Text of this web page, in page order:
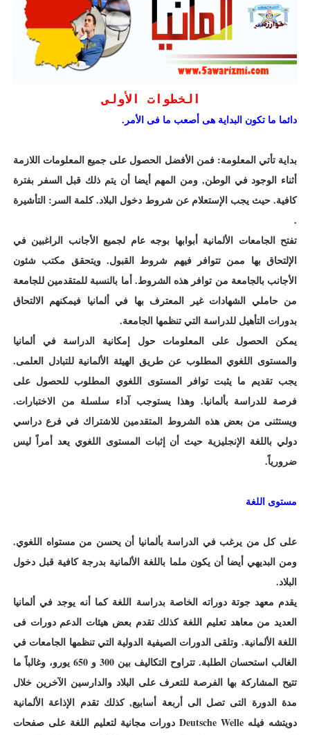
الخطوات الأولى
دائما ما تكون البداية هى أصعب ما فى الأمر.
بداية تأتي المعلومة: فمن الأفضل الحصول على جميع المعلومات اللازمة
أثناء الوجود في الوطن, ومن المهم أيضا أن يتم ذلك قبل السفر بفترة
كافية. حيث يجب الإستعلام عن شروط دخول البلاد. كلمة السر: التأشيرة
.
تفتح الجامعات الألمانية أبوابها بوجه عام لجميع الأجانب الراغبين في
الإلتحاق بها ممن تتوافر فيهم شروط القبول. ويتحقق مكتب شئون
الأجانب بالجامعة من توافر هذه الشروط. أما بالنسبة للمتقدمين للجامعة
من حاملي الشهادات غير المعترف بها في ألمانيا فيمكنهم الالتحاق
بدورات التأهيل للدراسة التي تنظمها الجامعة.
يمكن الحصول على المعلومات حول إمكانية الدراسة في ألمانيا
والمستوى اللغوي المطلوب عن طريق الهيئة الألمانية للتبادل العلمى.
يجب تقديم ما يثبت توافر المستوى اللغوي المطلوب للحصول على
فرصة للدراسة بألمانيا. وهذا يستوجب آداء سلسلة من الاختبارات.
ويستثنى من بعض هذه الشروط المتقدمين للاشتراك في فرع دراسي
دولي باللغة الإنجليزية حيث أن إثبات المستوى اللغوي يعد أمراً ليس
ضرورياً.
مستوى اللغة
على كل من يرغب في الدراسة بألمانيا أن يحسن من مستواه اللغوي.
ومن البديهي أيضا أن يكون ملما باللغة الألمانية بدرجة كافية قبل دخول
البلاد.
يقدم معهد جوتة دوراته الخاصة بدراسة اللغة كما أنه يوجد في ألمانيا
العديد من معاهد تعليم اللغة كذلك تقدم بعض هيئات الدعم دورات فى
اللغة الألمانية. وتلقى الدورات الصيفية الدولية التي تنظمها الجامعات في
الغالب استحسان الطلبة. تتراوح التكاليف بين 300 و 650 يورو، وغالباً ما
تتيح المشاركة بها الفرصة للتعرف على البلاد والدارسين الآخرين خلال
مدة الدورة التى تصل الى أربعة أسابيع, كذلك تقدم الإذاعة الألمانية
دويتشه فيله Deutsche Welle دورات مجانية لتعليم اللغة على صفحات